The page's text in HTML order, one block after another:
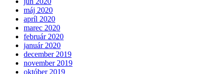
máj 2020
apríl 2020
marec 2020
február 2020
január 2020
december 2019
november 2019
október 2019